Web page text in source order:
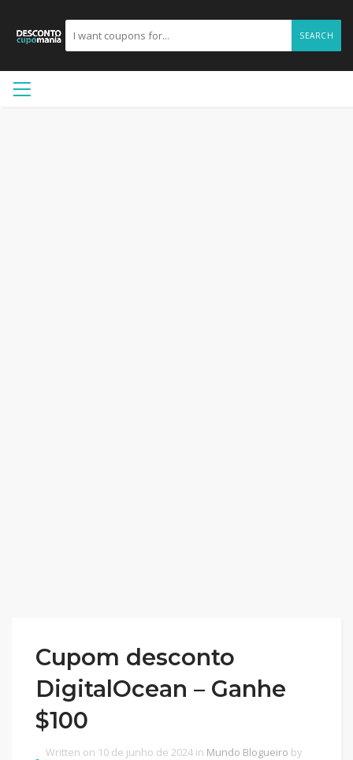
SEARCH
Cupom desconto
DigitalOcean – Ganhe
$100
Written on 10 de junho de 2024 in Mundo Blogueiro by